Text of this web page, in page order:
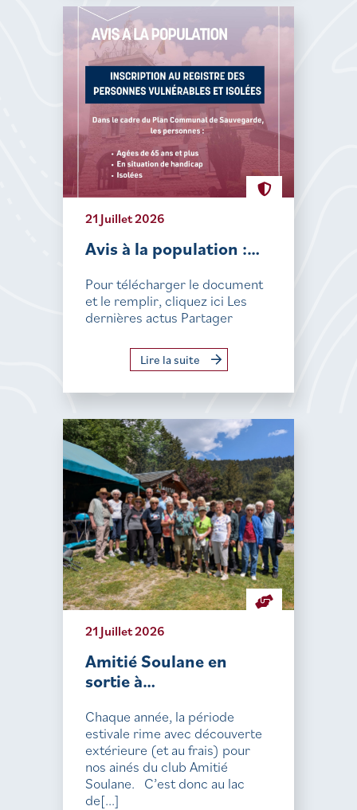
21 Juillet 2026
Avis à la population :…
Pour télécharger le document
et le remplir, cliquez ici Les
dernières actus Partager
Lire la suite
21 Juillet 2026
Amitié Soulane en
sortie à…
Chaque année, la période
estivale rime avec découverte
extérieure (et au frais) pour
nos ainés du club Amitié
Soulane. C’est donc au lac
de[...]